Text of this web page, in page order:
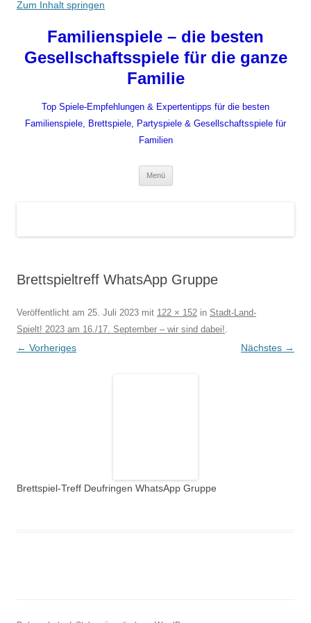
Zum Inhalt springen
Familienspiele – die besten
Gesellschaftsspiele für die ganze
Familie
Top Spiele-Empfehlungen & Expertentipps für die besten
Familienspiele, Brettspiele, Partyspiele & Gesellschaftsspiele für
Familien
Menü
Brettspieltreff WhatsApp Gruppe
Veröffentlicht am 25. Juli 2023 mit 122 × 152 in Stadt-Land-
Spielt! 2023 am 16./17. September – wir sind dabei!.
← Vorheriges Nächstes →
Brettspiel-Treff Deufringen WhatsApp Gruppe